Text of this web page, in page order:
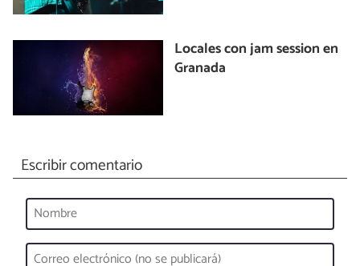
Locales con jam session en
Granada
Escribir comentario